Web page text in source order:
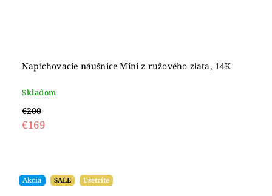
Napichovacie náušnice Mini z ružového zlata, 14K
Skladom
€200
€169
Akcia SALE Ušetríte